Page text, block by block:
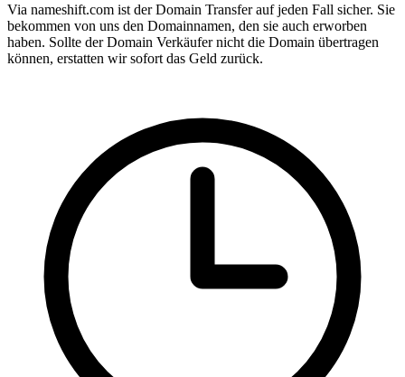
Via nameshift.com ist der Domain Transfer auf jeden Fall sicher. Sie
bekommen von uns den Domainnamen, den sie auch erworben
haben. Sollte der Domain Verkäufer nicht die Domain übertragen
können, erstatten wir sofort das Geld zurück.